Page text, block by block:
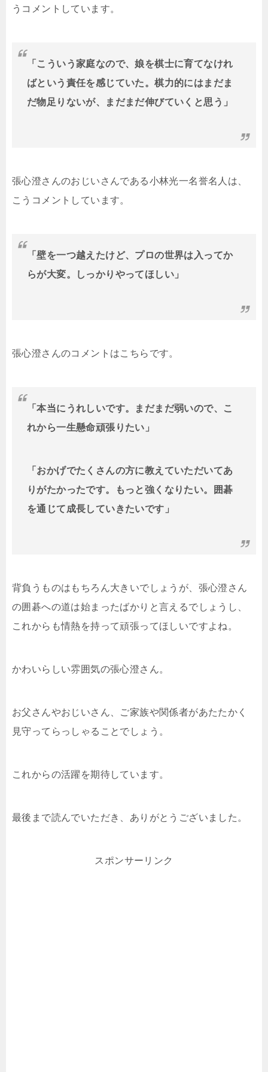
うコメントしています。
「こういう家庭なので、娘を棋士に育てなけれ
ばという責任を感じていた。棋力的にはまだま
だ物足りないが、まだまだ伸びていくと思う」
張心澄さんのおじいさんである小林光一名誉名人は、
こうコメントしています。
「壁を一つ越えたけど、プロの世界は入ってか
らが大変。しっかりやってほしい」
張心澄さんのコメントはこちらです。
「本当にうれしいです。まだまだ弱いので、こ
れから一生懸命頑張りたい」
「おかげでたくさんの方に教えていただいてあ
りがたかったです。もっと強くなりたい。囲碁
を通じて成長していきたいです」
背負うものはもちろん大きいでしょうが、張心澄さん
の囲碁への道は始まったばかりと言えるでしょうし、
これからも情熱を持って頑張ってほしいですよね。
かわいらしい雰囲気の張心澄さん。
お父さんやおじいさん、ご家族や関係者があたたかく
見守ってらっしゃることでしょう。
これからの活躍を期待しています。
最後まで読んでいただき、ありがとうございました。
スポンサーリンク